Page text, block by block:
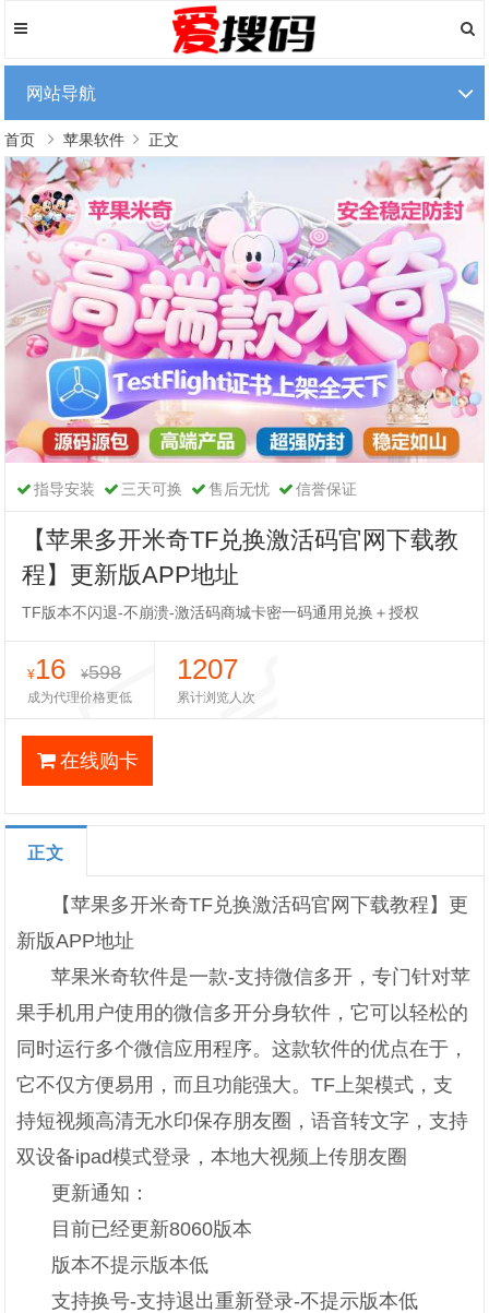
网站导航
首页 苹果软件 正文
指导安装 三天可换 售后无忧 信誉保证
【苹果多开米奇TF兑换激活码官网下载教
程】更新版APP地址
TF版本不闪退-不崩溃-激活码商城卡密一码通用兑换＋授权
¥16 ¥598
成为代理价格更低
1207
累计浏览人次
在线购卡
正文
【苹果多开米奇TF兑换激活码官网下载教程】更
新版APP地址
苹果米奇软件是一款-支持微信多开，专门针对苹
果手机用户使用的微信多开分身软件，它可以轻松的
同时运行多个微信应用程序。这款软件的优点在于，
它不仅方便易用，而且功能强大。TF上架模式，支
持短视频高清无水印保存朋友圈，语音转文字，支持
双设备ipad模式登录，本地大视频上传朋友圈
更新通知：
目前已经更新8060版本
版本不提示版本低
支持换号-支持退出重新登录-不提示版本低